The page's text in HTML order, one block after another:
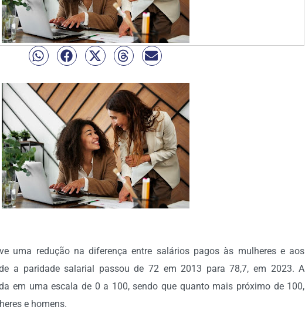
uma redução na diferença entre salários pagos às mulheres e aos
a paridade salarial passou de 72 em 2013 para 78,7, em 2023. A
em uma escala de 0 a 100, sendo que quanto mais próximo de 100,
e homens.